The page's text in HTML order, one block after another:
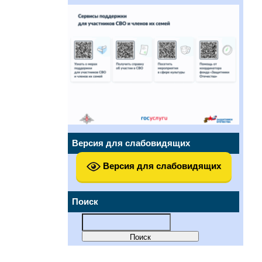
Версия для слабовидящих
Версия для слабовидящих
Поиск